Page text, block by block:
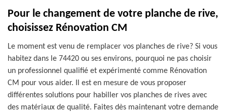
Pour le changement de votre planche de rive,
choisissez Rénovation CM
Le moment est venu de remplacer vos planches de rive? Si vous
habitez dans le 74420 ou ses environs, pourquoi ne pas choisir
un professionnel qualifié et expérimenté comme Rénovation
CM pour vous aider. Il est en mesure de vous proposer
différentes solutions pour habiller vos planches de rives avec
des matériaux de qualité. Faites dès maintenant votre demande